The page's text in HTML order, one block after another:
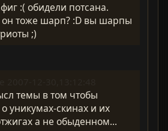
:( обидели потсана.
он тоже шарп? :D вы шарпы
;)
темы в том чтобы
уникумах-скинах и их
а не обыденном...